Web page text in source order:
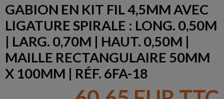
GABION EN KIT FIL 4,5MM AVEC
LIGATURE SPIRALE : LONG. 0,50M
| LARG. 0,70M | HAUT. 0,50M |
MAILLE RECTANGULAIRE 50MM
X 100MM | RÉF. 6FA-18